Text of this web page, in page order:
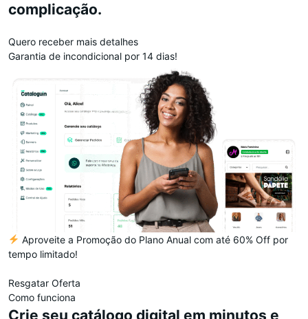
complicação.
Quero receber mais detalhes
Garantia de incondicional por 14 dias!
Aproveite a Promoção do Plano Anual com até 60% Off por
tempo limitado!
Resgatar Oferta
Como funciona
Crie seu catálogo digital em minutos e